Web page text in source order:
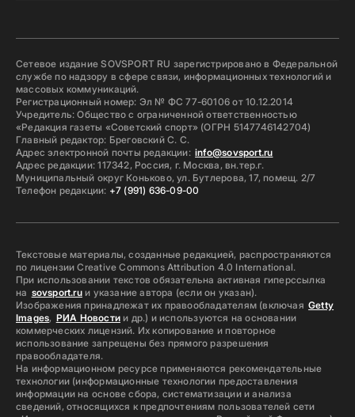
Сетевое издание SOVSPORT RU зарегистрировано в Федеральной
службе по надзору в сфере связи, информационных технологий и
массовых коммуникаций.
Регистрационный номер: Эл № ФС 77-60106 от 10.12.2014
Учредитель: Общество с ограниченной ответственностью
«Редакция газеты «Советский спорт» (ОГРН 5147746142704)
Главный редактор: Бреговский С. С.
Адрес электронной почты редакции: info@sovsport.ru
Адрес редакции: 117342, Россия, г. Москва, вн.тер.г.
Муниципальный округ Коньково, ул. Бутлерова, 17, помещ. 2/7
Телефон редакции: +7 (991) 636-09-00
Текстовые материалы, созданные редакцией, распространяются
по лицензии Creative Commons Attribution 4.0 International.
При использовании текстов обязательна активная гиперссылка
на sovsport.ruи указание автора (если он указан).
Изображения принадлежат их правообладателям (включая Getty
Images, РИА Новостии др.) и используются на основании
коммерческих лицензий. Их копирование и повторное
использование запрещены без прямого разрешения
правообладателя.
На информационном ресурсе применяются рекомендательные
технологии (информационные технологии предоставления
информации на основе сбора, систематизации и анализа
сведений, относящихся к предпочтениям пользователей сети